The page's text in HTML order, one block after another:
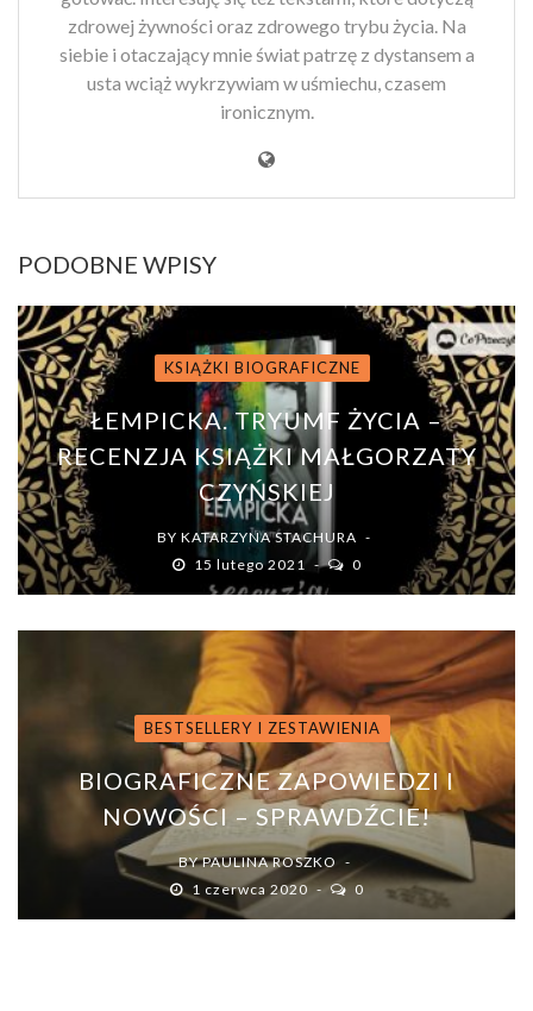
zdrowej żywności oraz zdrowego trybu życia. Na
siebie i otaczający mnie świat patrzę z dystansem a
usta wciąż wykrzywiam w uśmiechu, czasem
ironicznym.
PODOBNE WPISY
KSIĄŻKI BIOGRAFICZNE
ŁEMPICKA. TRYUMF ŻYCIA –
RECENZJA KSIĄŻKI MAŁGORZATY
CZYŃSKIEJ
BY KATARZYNA STACHURA
15 lutego 2021
0
BESTSELLERY I ZESTAWIENIA
BIOGRAFICZNE ZAPOWIEDZI I
NOWOŚCI – SPRAWDŹCIE!
BYPAULINA ROSZKO
1 czerwca 2020
0